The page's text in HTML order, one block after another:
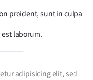
proident, sunt in culpa
laborum.
adipisicing elit, sed